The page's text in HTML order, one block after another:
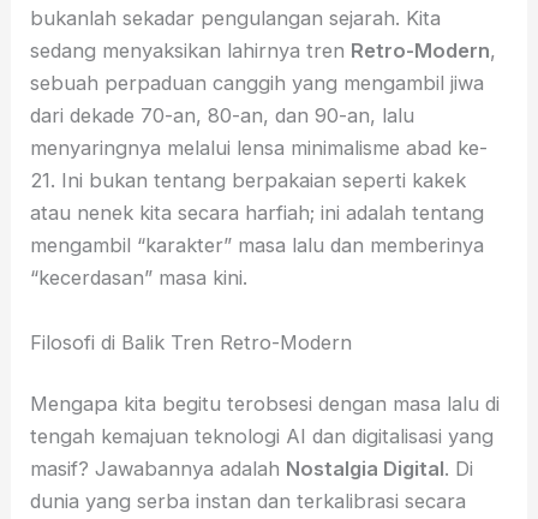
bukanlah sekadar pengulangan sejarah. Kita
sedang menyaksikan lahirnya tren Retro-Modern,
sebuah perpaduan canggih yang mengambil jiwa
dari dekade 70-an, 80-an, dan 90-an, lalu
menyaringnya melalui lensa minimalisme abad ke-
21. Ini bukan tentang berpakaian seperti kakek
atau nenek kita secara harfiah; ini adalah tentang
mengambil “karakter” masa lalu dan memberinya
“kecerdasan” masa kini.
Filosofi di Balik Tren Retro-Modern
Mengapa kita begitu terobsesi dengan masa lalu di
tengah kemajuan teknologi AI dan digitalisasi yang
masif? Jawabannya adalah Nostalgia Digital. Di
dunia yang serba instan dan terkalibrasi secara